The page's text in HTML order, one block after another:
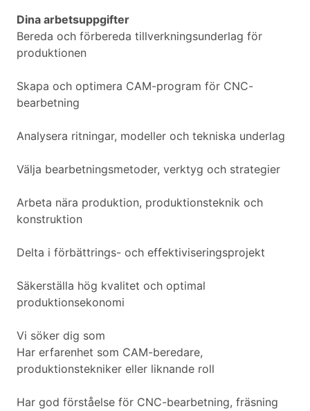
Dina arbetsuppgifter
Bereda och förbereda tillverkningsunderlag för
produktionen
Skapa och optimera CAM-program för CNC-
bearbetning
Analysera ritningar, modeller och tekniska underlag
Välja bearbetningsmetoder, verktyg och strategier
Arbeta nära produktion, produktionsteknik och
konstruktion
Delta i förbättrings- och effektiviseringsprojekt
Säkerställa hög kvalitet och optimal
produktionsekonomi
Vi söker dig som
Har erfarenhet som CAM-beredare,
produktionstekniker eller liknande roll
Har god förståelse för CNC-bearbetning, fräsning